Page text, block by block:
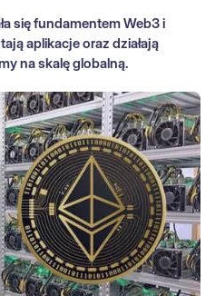
się fundamentem Web3 i
aplikacje oraz działają
na skalę globalną.